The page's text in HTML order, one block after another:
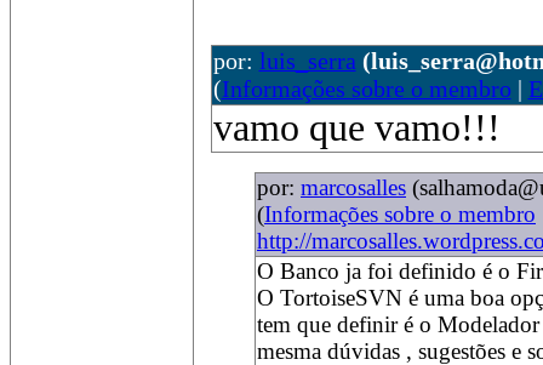
por: luis_serra
(Informações sobre o membro|
vamo que vamo!!!
por: marcosalles
(Informações sobre o membro
http://
O Banco ja foi definido é o
O TortoiseSVN é uma boa
tem que definir é o Modelador
mesma dúvidas , sugestões e